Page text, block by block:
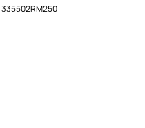
335502RM250